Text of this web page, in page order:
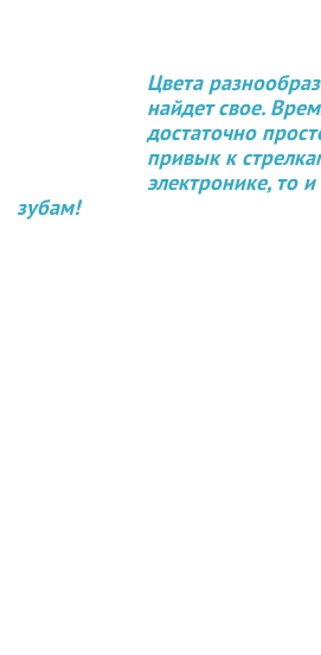
Цвета
найдет свое.
достаточно
привык к
электронике, то
зубам!